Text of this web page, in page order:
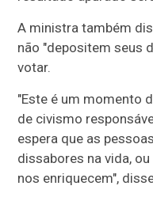
A ministra também
não "depositem seus
votar.
"Este é um momento
de civismo
espera que as
dissabores na vida,
nos enriquecem",